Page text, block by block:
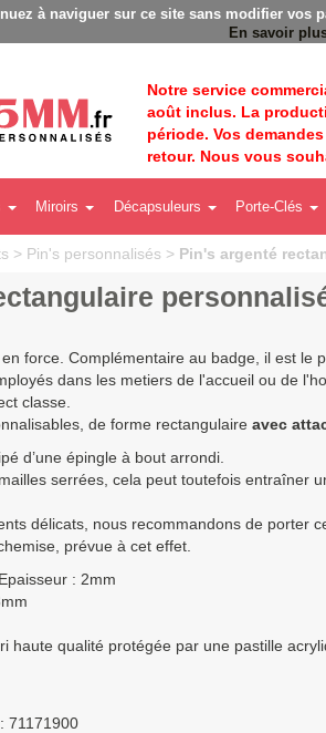
Badges personnalisés -
à naviguer sur ce site sans modifier vos
En savoir
Notre service
août inclus. La
période. Vos
retour. Nous vous
Miroirs Décapsuleurs Porte-Clés
> Pin's personnalisés > Pin's argenté
force. Complémentaire au badge, il est le
dans les metiers de l'accueil ou de
classe.
de forme rectangulaire avec
d’une épingle à bout arrondi.
serrées, cela peut toutefois entraîner
délicats, nous recommandons de porter
prévue à cet effet.
: 2mm
haute qualité protégée par une pastille
: 71171900